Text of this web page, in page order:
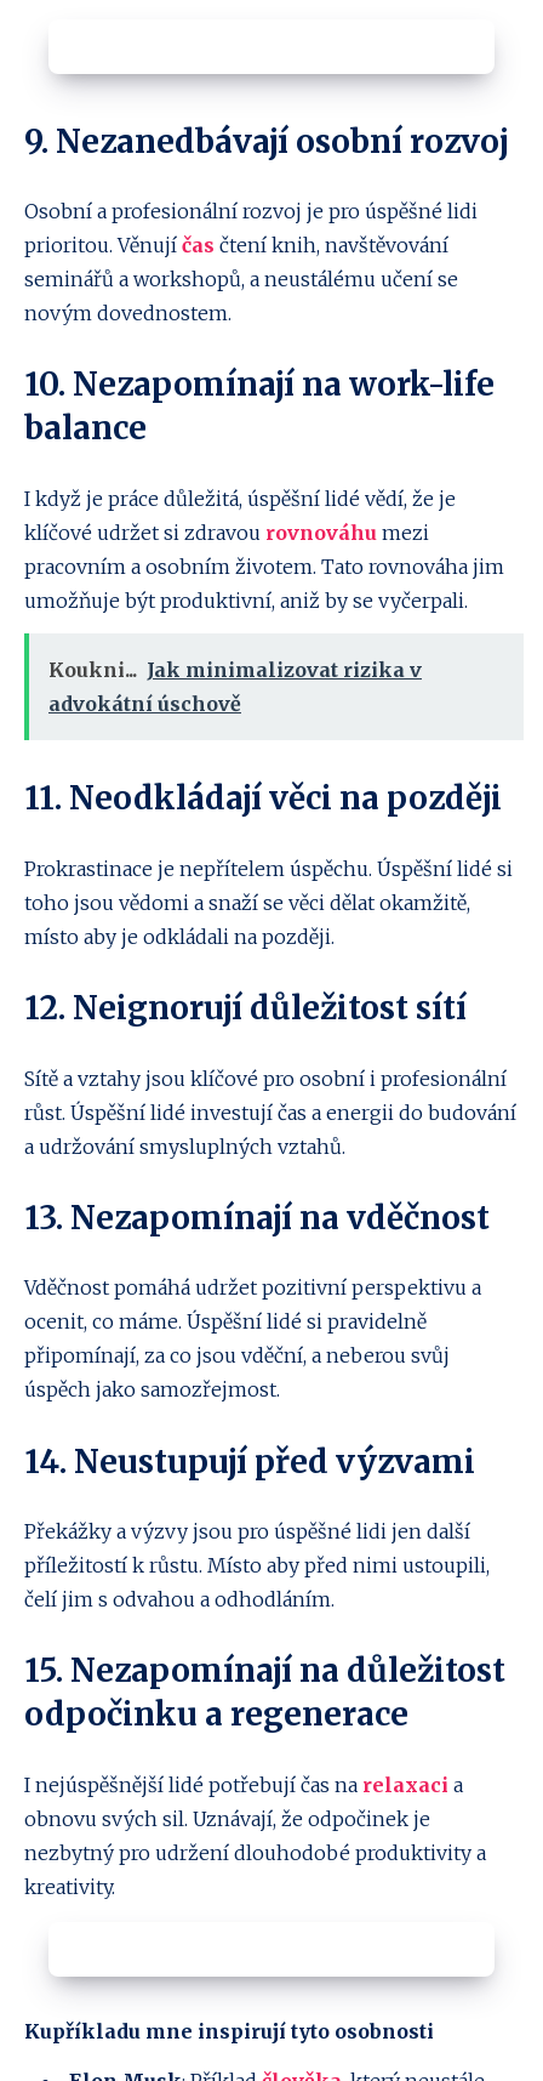
9. Nezanedbávají osobní rozvoj
Osobní a profesionální rozvoj je pro úspěšné lidi
prioritou. Věnují čas čtení knih, navštěvování
seminářů a workshopů, a neustálému učení se
novým dovednostem.
10. Nezapomínají na work-life
balance
I když je práce důležitá, úspěšní lidé vědí, že je
klíčové udržet si zdravou rovnováhu mezi
pracovním a osobním životem. Tato rovnováha jim
umožňuje být produktivní, aniž by se vyčerpali.
Koukni... Jak minimalizovat rizika v
advokátní úschově
11. Neodkládají věci na později
Prokrastinace je nepřítelem úspěchu. Úspěšní lidé si
toho jsou vědomi a snaží se věci dělat okamžitě,
místo aby je odkládali na později.
12. Neignorují důležitost sítí
Sítě a vztahy jsou klíčové pro osobní i profesionální
růst. Úspěšní lidé investují čas a energii do budování
a udržování smysluplných vztahů.
13. Nezapomínají na vděčnost
Vděčnost pomáhá udržet pozitivní perspektivu a
ocenit, co máme. Úspěšní lidé si pravidelně
připomínají, za co jsou vděční, a neberou svůj
úspěch jako samozřejmost.
14. Neustupují před výzvami
Překážky a výzvy jsou pro úspěšné lidi jen další
příležitostí k růstu. Místo aby před nimi ustoupili,
čelí jim s odvahou a odhodláním.
15. Nezapomínají na důležitost
odpočinku a regenerace
I nejúspěšnější lidé potřebují čas na relaxaci a
obnovu svých sil. Uznávají, že odpočinek je
nezbytný pro udržení dlouhodobé produktivity a
kreativity.
Kupříkladu mne inspirují tyto osobnosti